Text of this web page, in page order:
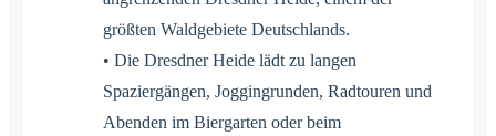
größten Waldgebiete Deutschlands.
• Die Dresdner Heide lädt zu langen
Spaziergängen, Joggingrunden, Radtouren und
Abenden im Biergarten oder beim